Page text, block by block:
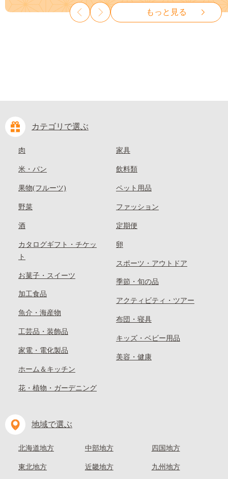
種なし 先行予約 富士川町
10000円 一万円 9000円 九千円
山県 笠岡市 清水白桃 白鳳 白
麗 クール便---
kasaoka_zsy_419_100---
もっと見る
カテゴリで選ぶ
肉
米・パン
果物(フルーツ)
野菜
酒
カタログギフト・チケッ
ト
お菓子・スイーツ
加工食品
魚介・海産物
工芸品・装飾品
家電・電化製品
ホーム＆キッチン
花・植物・ガーデニング
家具
飲料類
ペット用品
ファッション
定期便
卵
スポーツ・アウトドア
季節・旬の品
アクティビティ・ツアー
布団・寝具
キッズ・ベビー用品
美容・健康
地域で選ぶ
北海道地方
東北地方
中部地方
近畿地方
四国地方
九州地方